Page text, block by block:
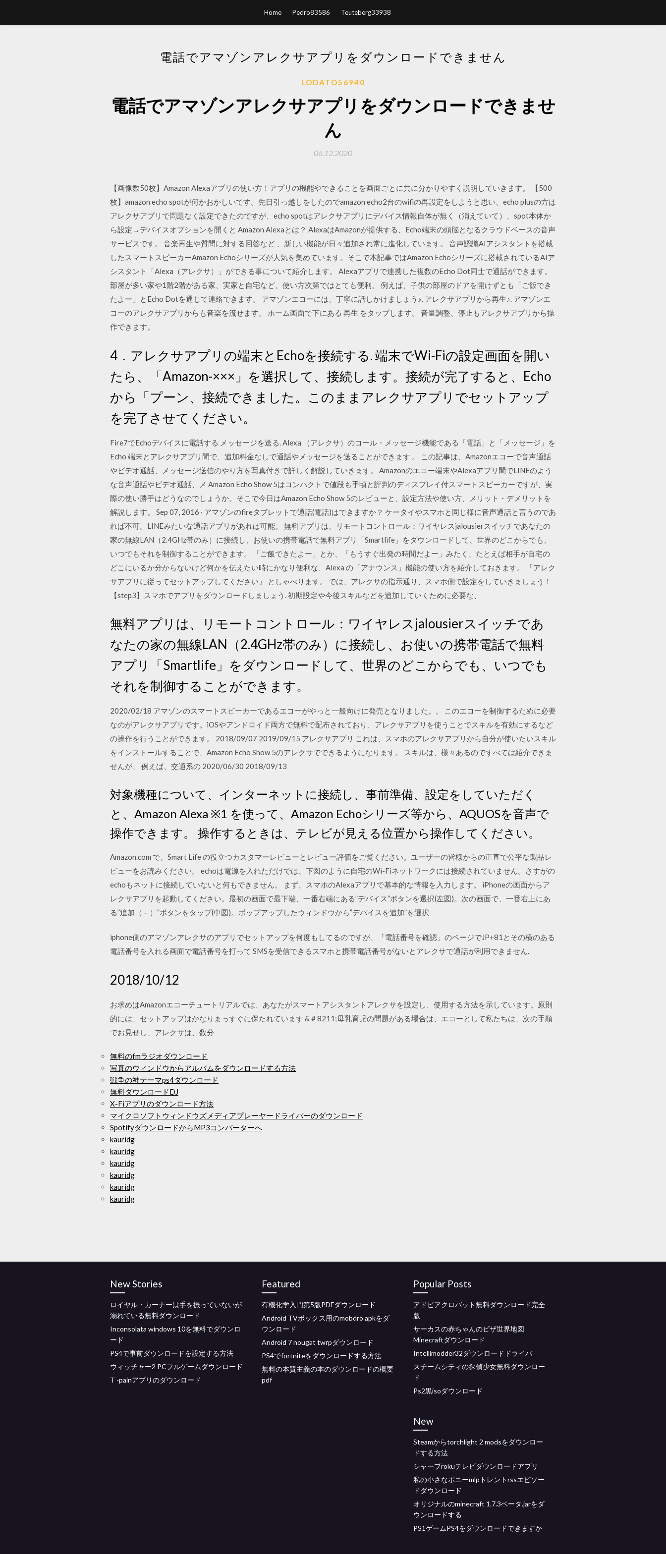
Home Pedro83586 Teuteberg33938
電話でアマゾンアレクサアプリをダウンロードできません
LODATO56940
電話でアマゾンアレクサアプリをダウンロードできませ
ん
06.12.2020
【画像数50枚】Amazon Alexaアプリの使い方！アプリの機能やできることを画面ごとに共に分かりやすく説明していきます。 【500
枚】amazon echo spotが何かおかしいです。先日引っ越しをしたのでamazon echo2台のwifiの再設定をしようと思い、echo plusの方は
アレクサアプリで問題なく設定できたのですが、echo spotはアレクサアプリにデバイス情報自体が無く（消えていて）、spot本体か
ら設定→デバイスオプションを開くと Amazon Alexaとは？ AlexaはAmazonが提供する、Echo端末の頭脳となるクラウドベースの音声
サービスです。 音楽再生や質問に対する回答など 、新しい機能が日々追加され常に進化しています。 音声認識AIアシスタントを搭載
したスマートスピーカーAmazon Echoシリーズが人気を集めています。そこで本記事ではAmazon Echoシリーズに搭載されているAIア
シスタント「Alexa（アレクサ）」ができる事について紹介します。 Alexaアプリで連携した複数のEcho Dot同士で通話ができます。
部屋が多い家や1階2階がある家、実家と自宅など、使い方次第ではとても便利。 例えば、子供の部屋のドアを開けずとも「ご飯でき
たよー」とEcho Dotを通じて連絡できます。 アマゾンエコーには、丁寧に話しかけましょう♪. アレクサアプリから再生♪. アマゾンエ
コーのアレクサアプリからも音楽を流せます。 ホーム画面で下にある 再生 をタップします。 音量調整、停止もアレクサアプリから操
作できます。
4．アレクサアプリの端末とEchoを接続する. 端末でWi-Fiの設定画面を開い
たら、「Amazon-×××」を選択して、接続します。接続が完了すると、Echo
から「プーン、接続できました。このままアレクサアプリでセットアップ
を完了させてください。
Fire7でEchoデバイスに電話する メッセージを送る. Alexa （アレクサ）のコール・メッセージ機能である「電話」と「メッセージ」を
Echo 端末とアレクサアプリ間で、追加料金なしで通話やメッセージを送ることができます 。 この記事は、Amazonエコーで音声通話
やビデオ通話、メッセージ送信のやり方を写真付きで詳しく解説していきます。 Amazonのエコー端末やAlexaアプリ間でLINEのよう
な音声通話やビデオ通話、メ Amazon Echo Show 5はコンパクトで値段も手頃と評判のディスプレイ付スマートスピーカーですが、実
際の使い勝手はどうなのでしょうか。そこで今日はAmazon Echo Show 5のレビューと、設定方法や使い方、メリット・デメリットを
解説します。 Sep 07, 2016 · アマゾンのfireタブレットで通話(電話)はできますか？ ケータイやスマホと同じ様に音声通話と言うのであ
れば不可。LINEみたいな通話アプリがあれば可能。 無料アプリは、リモートコントロール：ワイヤレスjalousierスイッチであなたの
家の無線LAN（2.4GHz帯のみ）に接続し、お使いの携帯電話で無料アプリ「Smartlife」をダウンロードして、世界のどこからでも、
いつでもそれを制御することができます。 「ご飯できたよー」とか、「もうすぐ出発の時間だよー」みたく、たとえば相手が自宅の
どこにいるか分からないけど何かを伝えたい時にかなり便利な、Alexa の「アナウンス」機能の使い方を紹介しておきます。 「アレク
サアプリに従ってセットアップしてください」 としゃべります。 では、アレクサの指示通り、スマホ側で設定をしていきましょう！
【step3】スマホでアプリをダウンロードしましょう. 初期設定や今後スキルなどを追加していくために必要な、
無料アプリは、リモートコントロール：ワイヤレスjalousierスイッチであ
なたの家の無線LAN（2.4GHz帯のみ）に接続し、お使いの携帯電話で無料
アプリ「Smartlife」をダウンロードして、世界のどこからでも、いつでも
それを制御することができます。
2020/02/18 アマゾンのスマートスピーカーであるエコーがやっと一般向けに発売となりました。。 このエコーを制御するために必要
なのがアレクサアプリです。iOSやアンドロイド両方で無料で配布されており、アレクサアプリを使うことでスキルを有効にするなど
の操作を行うことができます。 2018/09/07 2019/09/15 アレクサアプリ これは、スマホのアレクサアプリから自分が使いたいスキル
をインストールすることで、Amazon Echo Show 5のアレクサでできるようになります。 スキルは、様々あるのですべては紹介できま
せんが、 例えば、交通系の 2020/06/30 2018/09/13
対象機種について、インターネットに接続し、事前準備、設定をしていただく
と、Amazon Alexa ※1 を使って、Amazon Echoシリーズ等から、AQUOSを音声で
操作できます。 操作するときは、テレビが見える位置から操作してください。
Amazon.com で、Smart Life の役立つカスタマーレビューとレビュー評価をご覧ください。ユーザーの皆様からの正直で公平な製品レ
ビューをお読みください。 echoは電源を入れただけでは、下図のように自宅のWi-Fiネットワークには接続されていません。さすがの
echoもネットに接続していないと何もできません。 まず、スマホのAlexaアプリで基本的な情報を入力します。 iPhoneの画面からア
レクサアプリを起動してください。最初の画面で最下端、一番右端にある”デバイス”ボタンを選択(左図)。次の画面で、一番右上にあ
る”追加（＋）”ボタンをタップ(中図)。ボップアップしたウィンドウから”デバイスを追加”を選択
iphone側のアマゾンアレクサのアプリでセットアップを何度もしてるのですが、「電話番号を確認」のページでJP+81とその横のある
電話番号を入れる画面で電話番号を打って SMSを受信できるスマホと携帯電話番号がないとアレクサで通話が利用できません.
2018/10/12
お求めはAmazonエコーチュートリアルでは、あなたがスマートアシスタントアレクサを設定し、使用する方法を示しています。原則
的には、セットアップはかなりまっすぐに保たれています &＃8211;母乳育児の問題がある場合は、エコーとして私たちは、次の手順
でお見せし、アレクサは、数分
無料のfmラジオダウンロード
写真のウィンドウからアルバムをダウンロードする方法
戦争の神テーマps4ダウンロード
無料ダウンロードDJ
X-Fiアプリのダウンロード方法
マイクロソフトウィンドウズメディアプレーヤードライバーのダウンロード
SpotifyダウンロードからMP3コンバーターへ
kauridg
kauridg
kauridg
kauridg
kauridg
kauridg
New Stories
ロイヤル・カーナーは手を振っていないが
溺れている無料ダウンロード
Inconsolata windows 10を無料でダウンロ
ード
PS4で事前ダウンロードを設定する方法
ウィッチャー2 PCフルゲームダウンロード
T -painアプリのダウンロード
Featured
有機化学入門第5版PDFダウンロード
Android TVボックス用のmobdro apkをダ
ウンロード
Android 7 nougat twrpダウンロード
PS4でfortniteをダウンロードする方法
無料の本質主義の本のダウンロードの概要
pdf
Popular Posts
アドビアクロバット無料ダウンロード完全
版
サーカスの赤ちゃんのピザ世界地図
Minecraftダウンロード
Intellimodder32ダウンロードドライバ
スチームシティの探偵少女無料ダウンロー
ド
Ps2黒isoダウンロード
New
Steamからtorchlight 2 modsをダウンロー
ドする方法
シャープrokuテレビダウンロードアプリ
私の小さなポニーmlpトレントrssエピソー
ドダウンロード
オリジナルのminecraft 1.7.3ベータ.jarをダ
ウンロードする
PS1ゲームPS4をダウンロードできますか